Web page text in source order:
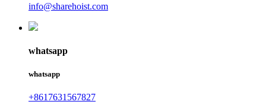
info@sharehoist.com
whatsapp
whatsapp
+8617631567827